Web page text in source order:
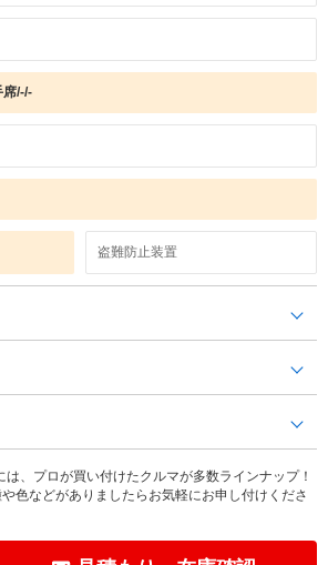
席/-/-
盗難防止装置
、プロが買い付けたクルマが多数ラインナップ！
色などがありましたらお気軽にお申し付けくださ